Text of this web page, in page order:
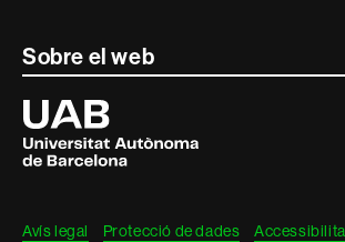
Contacte
informació
legal
Sobre el web
Universitat
Autònoma
de
Barcelona
Avís legal Protecció de dades